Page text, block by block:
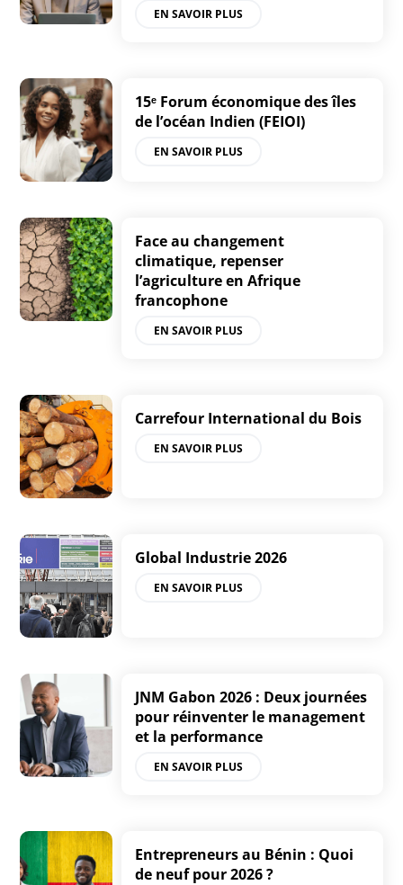
EN SAVOIR PLUS
15ᵉ Forum économique des îles
de l’océan Indien (FEIOI)
EN SAVOIR PLUS
Face au changement
climatique, repenser
l’agriculture en Afrique
francophone
EN SAVOIR PLUS
Carrefour International du Bois
EN SAVOIR PLUS
Global Industrie 2026
EN SAVOIR PLUS
JNM Gabon 2026 : Deux journées
pour réinventer le management
et la performance
EN SAVOIR PLUS
Entrepreneurs au Bénin : Quoi
de neuf pour 2026 ?